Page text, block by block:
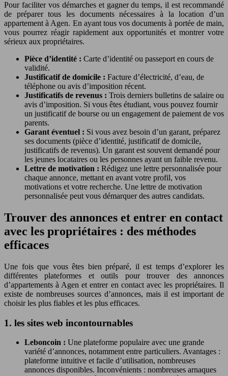
Pour faciliter vos démarches et gagner du temps, il est recommandé
de préparer tous les documents nécessaires à la location d’un
appartement à Agen. En ayant tous vos documents à portée de main,
vous pourrez réagir rapidement aux opportunités et montrer votre
sérieux aux propriétaires.
Pièce d’identité : Carte d’identité ou passeport en cours de
validité.
Justificatif de domicile : Facture d’électricité, d’eau, de
téléphone ou avis d’imposition récent.
Justificatifs de revenus : Trois derniers bulletins de salaire ou
avis d’imposition. Si vous êtes étudiant, vous pouvez fournir
un justificatif de bourse ou un engagement de paiement de vos
parents.
Garant éventuel : Si vous avez besoin d’un garant, préparez
ses documents (pièce d’identité, justificatif de domicile,
justificatifs de revenus). Un garant est souvent demandé pour
les jeunes locataires ou les personnes ayant un faible revenu.
Lettre de motivation : Rédigez une lettre personnalisée pour
chaque annonce, mettant en avant votre profil, vos
motivations et votre recherche. Une lettre de motivation
personnalisée peut vous démarquer des autres candidats.
Trouver des annonces et entrer en contact
avec les propriétaires : des méthodes
efficaces
Une fois que vous êtes bien préparé, il est temps d’explorer les
différentes plateformes et outils pour trouver des annonces
d’appartements à Agen et entrer en contact avec les propriétaires. Il
existe de nombreuses sources d’annonces, mais il est important de
choisir les plus fiables et les plus efficaces.
1. les sites web incontournables
Leboncoin : Une plateforme populaire avec une grande
variété d’annonces, notamment entre particuliers. Avantages :
plateforme intuitive et facile d’utilisation, nombreuses
annonces disponibles. Inconvénients : nombreuses arnaques